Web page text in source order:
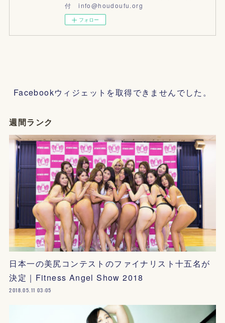
付 info@houdoufu.org
フォロー
Facebookウィジェットを取得できませんでした。
週間ランク
日本一の美尻コンテストのファイナリスト十五名が
決定｜Fitness Angel Show 2018
2018.05.11 03:05